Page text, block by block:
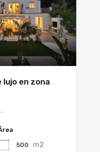
lujo en zona
500 m2